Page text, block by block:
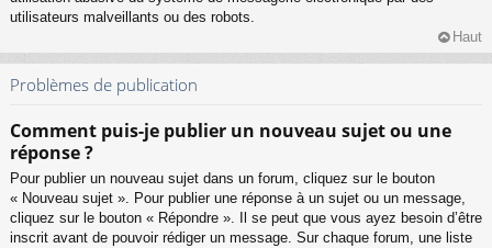
utilisateurs malveillants ou des robots.
Haut
Problèmes de publication
Comment puis-je publier un nouveau sujet ou une
réponse ?
Pour publier un nouveau sujet dans un forum, cliquez sur le bouton
« Nouveau sujet ». Pour publier une réponse à un sujet ou un message,
cliquez sur le bouton « Répondre ». Il se peut que vous ayez besoin d’être
inscrit avant de pouvoir rédiger un message. Sur chaque forum, une liste